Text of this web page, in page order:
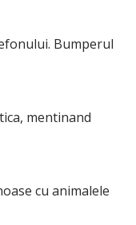
Bumperul
mentinand
cu animalele